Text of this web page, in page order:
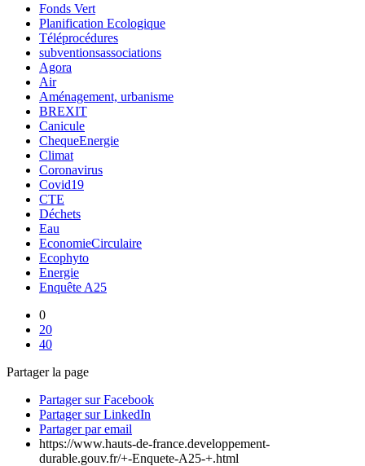
Fonds Vert
Planification Ecologique
Téléprocédures
subventionsassociations
Agora
Air
Aménagement, urbanisme
BREXIT
Canicule
ChequeEnergie
Climat
Coronavirus
Covid19
CTE
Déchets
Eau
EconomieCirculaire
Ecophyto
Energie
Enquête A25
0
20
40
Partager la page
Partager sur Facebook
Partager sur LinkedIn
Partager par email
https://www.hauts-de-france.developpement-
durable.gouv.fr/+-Enquete-A25-+.html